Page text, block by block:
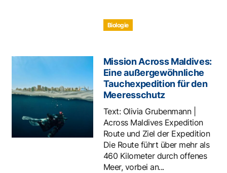
Biologie
Mission Across Maldives:
Eine außergewöhnliche
Tauchexpedition für den
Meeresschutz
Text: Olivia Grubenmann |
Across Maldives Expedition
Route und Ziel der Expedition
Die Route führt über mehr als
460 Kilometer durch offenes
Meer, vorbei an...